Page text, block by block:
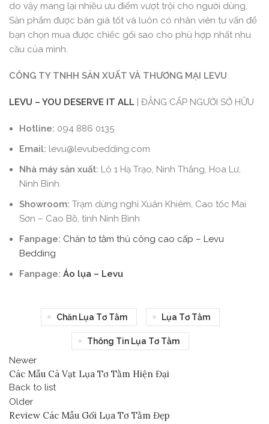
do vậy mang lại nhiều ưu điểm vượt trội cho người dùng.
Sản phẩm được bán giá tốt và luôn có nhân viên tư vấn để
bạn chọn mua được chiếc gối sao cho phù hợp nhất nhu
cầu của mình.
CÔNG TY TNHH SẢN XUẤT VÀ THƯƠNG MẠI LEVU
LEVU – YOU DESERVE IT ALL | ĐẲNG CẤP NGƯỜI SỞ HỮU
Hotline: 094 886 0135
Email: levu@levubedding.com
Nhà máy sản xuất: Lô 1 Hạ Trạo, Ninh Thắng, Hoa Lư,
Ninh Bình.
Showroom: Trạm dừng nghỉ Xuân Khiêm, Cao tốc Mai
Sơn – Cao Bồ, tỉnh Ninh Bình
Fanpage: Chăn tơ tằm thủ công cao cấp – Levu
Bedding
Fanpage: Áo lụa – Levu
Chăn Lụa Tơ Tằm Lụa Tơ Tằm
Thông Tin Lụa Tơ Tằm
Newer
Các Mẫu Cà Vạt Lụa Tơ Tằm Hiện Đại
Back to list
Older
Review Các Mẫu Gối Lụa Tơ Tằm Đẹp